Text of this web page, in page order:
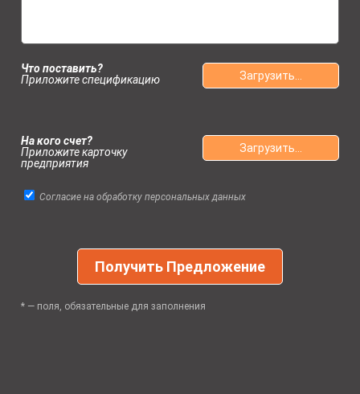
Что поставить?
Приложите спецификацию
Загрузить...
На кого счет?
Приложите карточку
предприятия
Загрузить...
Согласие на обработку персональных данных
* — поля, обязательные для заполнения